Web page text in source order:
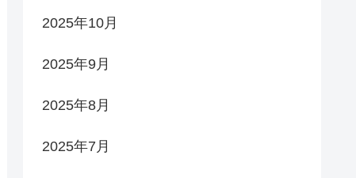
2025年10月
2025年9月
2025年8月
2025年7月